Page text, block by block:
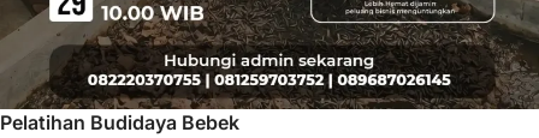
Pelatihan Budidaya Bebek